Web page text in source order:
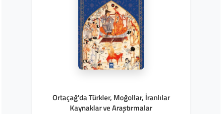
Ortaçağ'da Türkler, Moğollar, İranlılar
Kaynaklar ve Araştırmalar